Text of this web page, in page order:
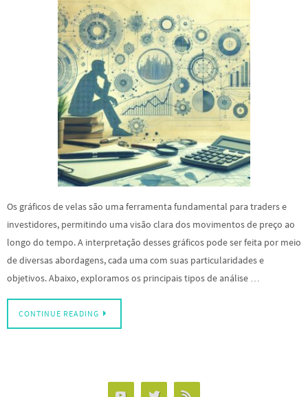
Os gráficos de velas são uma ferramenta fundamental para traders e
investidores, permitindo uma visão clara dos movimentos de preço ao
longo do tempo. A interpretação desses gráficos pode ser feita por meio
de diversas abordagens, cada uma com suas particularidades e
objetivos. Abaixo, exploramos os principais tipos de análise …
CONTINUE READING